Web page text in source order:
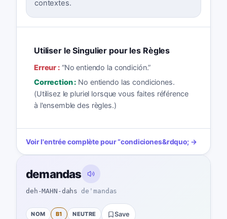
contextes.
Utiliser le Singulier pour les Règles
Erreur :“No entiendo la condición.”
Correction : No entiendo las condiciones.
(Utilisez le pluriel lorsque vous faites référence
à l'ensemble des règles.)
Voir l'entrée complète pour“condiciones&rdquo; →
demandas
deh-MAHN-dahs deˈmandas
NOM B1 NEUTRE Save